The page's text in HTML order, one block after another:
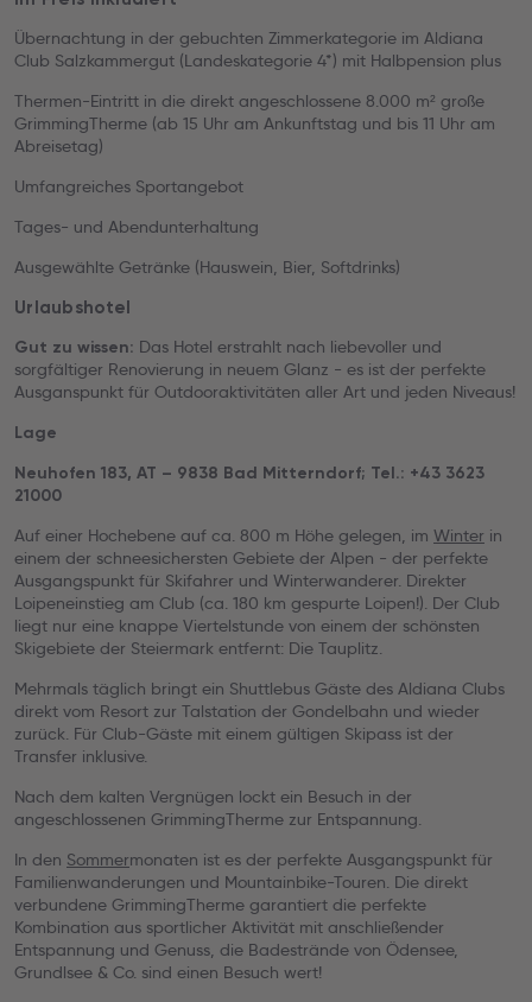
Übernachtung in der gebuchten Zimmerkategorie im Aldiana
Club Salzkammergut (Landeskategorie 4*) mit Halbpension plus
Thermen-Eintritt in die direkt angeschlossene 8.000 m² große
GrimmingTherme (ab 15 Uhr am Ankunftstag und bis 11 Uhr am
Abreisetag)
Umfangreiches Sportangebot
Tages- und Abendunterhaltung
Ausgewählte Getränke (Hauswein, Bier, Softdrinks)
Urlaubshotel
Gut zu wissen: Das Hotel erstrahlt nach liebevoller und
sorgfältiger Renovierung in neuem Glanz - es ist der perfekte
Ausganspunkt für Outdooraktivitäten aller Art und jeden Niveaus!
Lage
Neuhofen 183, AT – 9838 Bad Mitterndorf; Tel.: +43 3623
21000
Auf einer Hochebene auf ca. 800 m Höhe gelegen, im Winter in
einem der schneesichersten Gebiete der Alpen - der perfekte
Ausgangspunkt für Skifahrer und Winterwanderer. Direkter
Loipeneinstieg am Club (ca. 180 km gespurte Loipen!). Der Club
liegt nur eine knappe Viertelstunde von einem der schönsten
Skigebiete der Steiermark entfernt: Die Tauplitz.
Mehrmals täglich bringt ein Shuttlebus Gäste des Aldiana Clubs
direkt vom Resort zur Talstation der Gondelbahn und wieder
zurück. Für Club-Gäste mit einem gültigen Skipass ist der
Transfer inklusive.
Nach dem kalten Vergnügen lockt ein Besuch in der
angeschlossenen GrimmingTherme zur Entspannung.
In den Sommermonaten ist es der perfekte Ausgangspunkt für
Familienwanderungen und Mountainbike-Touren. Die direkt
verbundene GrimmingTherme garantiert die perfekte
Kombination aus sportlicher Aktivität mit anschließender
Entspannung und Genuss, die Badestrände von Ödensee,
Grundlsee & Co. sind einen Besuch wert!